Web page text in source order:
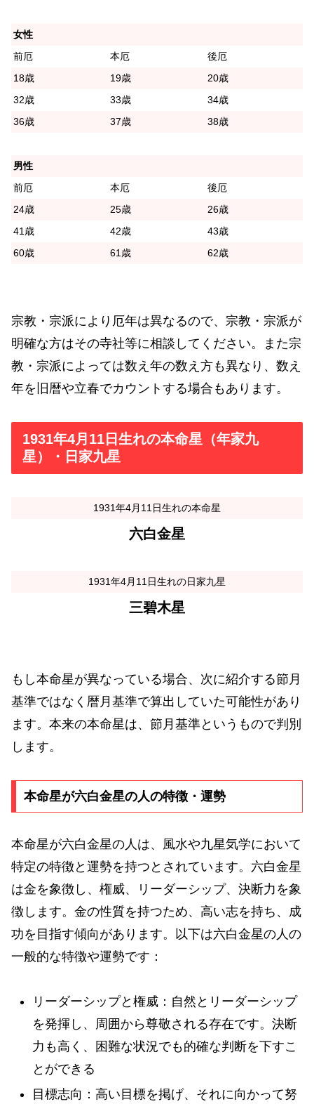
女性
前厄
本厄
後厄
18歳
19歳
20歳
32歳
33歳
34歳
36歳
37歳 38歳
男性
前厄
本厄
後厄
24歳
25歳
26歳
41歳
42歳
43歳
60歳
61歳 62歳
宗教・宗派により厄年は異なるので、宗教・宗派が
明確な方はその寺社等に相談してください。また宗
教・宗派によっては数え年の数え方も異なり、数え
年を旧暦や立春でカウントする場合もあります。
1931年4月11日生れの本命星（年家九
星）・日家九星
1931年4月11日生れの本命星
六白金星
1931年4月11日生れの日家九星
三碧木星
もし本命星が異なっている場合、次に紹介する節月
基準ではなく暦月基準で算出していた可能性があり
ます。本来の本命星は、節月基準というもので判別
します。
本命星が六白金星の人の特徴・運勢
本命星が六白金星の人は、風水や九星気学において
特定の特徴と運勢を持つとされています。六白金星
は金を象徴し、権威、リーダーシップ、決断力を象
徴します。金の性質を持つため、高い志を持ち、成
功を目指す傾向があります。以下は六白金星の人の
一般的な特徴や運勢です：
リーダーシップと権威：自然とリーダーシップ
を発揮し、周囲から尊敬される存在です。決断
力も高く、困難な状況でも的確な判断を下すこ
とができる
目標志向：高い目標を掲げ、それに向かって努